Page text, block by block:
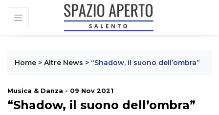
Home > Altre News > “Shadow, il suono dell’ombra”
Musica & Danza - 09 Nov 2021
“Shadow, il suono dell’ombra”